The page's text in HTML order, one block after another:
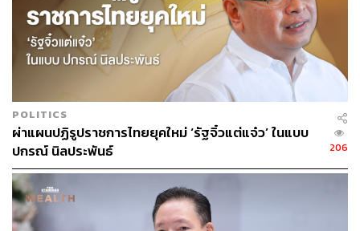
อีกสิ่งที่สำคัญไม่แพ้กัน คือ การหาประสบการณ์จริงให้เร็ว
ที่สุด ไม่ว่าจะเป็นการฝึกงาน รับงานฟรีแลนซ์ หรือเข้าร่วม
โครงการที่เปิดโอกาสให้ได้ลงมือทำจริง เพราะเพียงแค่
เปลี่ยนสถานะจาก ‘ไม่มีประสบการณ์’ เป็น ‘มีผลงานมาบ้าง
แล้ว’ ก็สามารถเพิ่มโอกาสให้โดดเด่นขึ้นมาได้ทันที
รวมถึงอย่ามองข้ามพลังของเครือข่าย การได้รับคำแนะนำ
การสมัครทั่วไปหลายเท่า
อย่างไรก็ตาม เด็กจบใหม่ไม่ควรถูกทิ้งให้สู้ลำพัง
POLITICS
ผ่าแผนปฏิรูปราชการไทยยุคใหม่ ‘รัฐจิ๋วแต่แจ๋ว’ ในแบบ
ปกรณ์ นิลประพันธ์
206